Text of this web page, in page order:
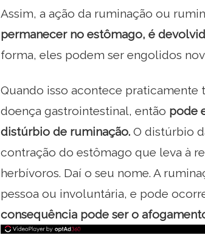
Assim, a ação da ruminação ou
permanecer no estômago, é
forma, eles podem ser engolidos
Quando isso acontece praticamente
doença gastrointestinal, então pode
distúrbio de ruminação. O distúrbio
contração do estômago que leva à
herbívoros. Daí o seu nome. A
pessoa ou involuntária, e pode
consequência pode ser o